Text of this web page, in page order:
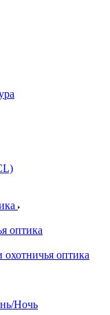
оптика
оптика
Ночь